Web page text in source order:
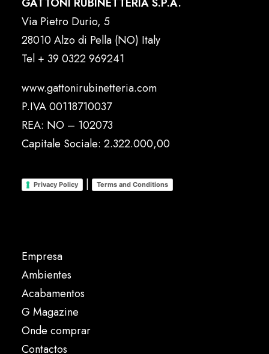
Via Pietro Durio, 5
28010 Alzo di Pella (NO) Italy
Tel + 39 0322 969241
www.gattonirubinetteria.com
P.IVA 00118710037
REA: NO – 102073
Capitale Sociale: 2.322.000,00
Privacy Policy | Terms and Conditions
Empresa
Ambientes
Acabamentos
G Magazine
Onde comprar
Contactos